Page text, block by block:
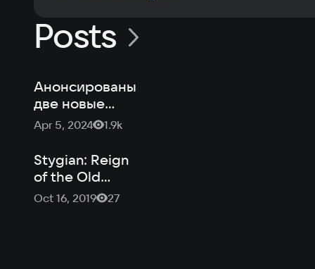
Posts
Анонсированы
две новые
игры по
мотивам
вселенной
Лавкрафта
Apr 5, 2024 1.9k
Stygian: Reign
of the Old
Ones – Ктулху
Oct 16, 2019 27